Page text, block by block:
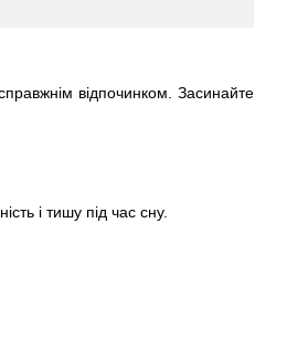
відпочинком. Засинайте
і тишу під час сну.